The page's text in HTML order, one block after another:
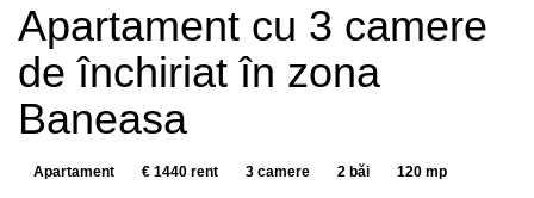
CAMERE
PREȚ
Apartament cu 3 camere
de închiriat în zona
Baneasa
Apartament € 1440 rent 3 camere 2 băi 120 mp